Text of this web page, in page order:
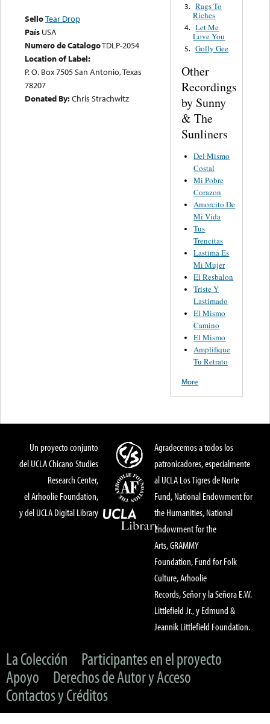
SelloTear Drop
País USA
Numero de CatalogoTDLP-2054
Location of Label:
P. O. Box 7505 San Antonio, Texas
78207
Donated By:Chris Strachwitz
3. Rags To
Riches
4. Let Me
Love You
5. Golly Gee
Other
Recordings
by Sunny
& The
Sunliners
Del Mismo
Costal
Mi Pobre
Corazon
Amorcito De
Mi Vida
Tus
Trencitas
Lastima Es
Mi Mujer
El Resbalon
Triste Y
Lastimado
El Mismo
Camino
El Mismo
Amplifique
Tu Retrato
More
Un proyecto conjunto
del UCLA Chicano Studies
Research Center,
el Arhoolie Foundation,
y del UCLA Digital Library
Agradecemos a todos los
patronicadores, especialmente
al UCLA Los Tigres de Norte
Fund, National Endowment for
the Humanities, National
Endowment for the
Arts, GRAMMY
Foundation, Fund for Folk
Culture, Arhoolie
Records, Señor y la Señora E.W.
Littlefield Jr., y Edmund &
Jeannik Littlefield Foundation.
La Colección
Participantes en el proyecto
Apoyo
Derechos de Autor y Acceso
Contactos y Créditos